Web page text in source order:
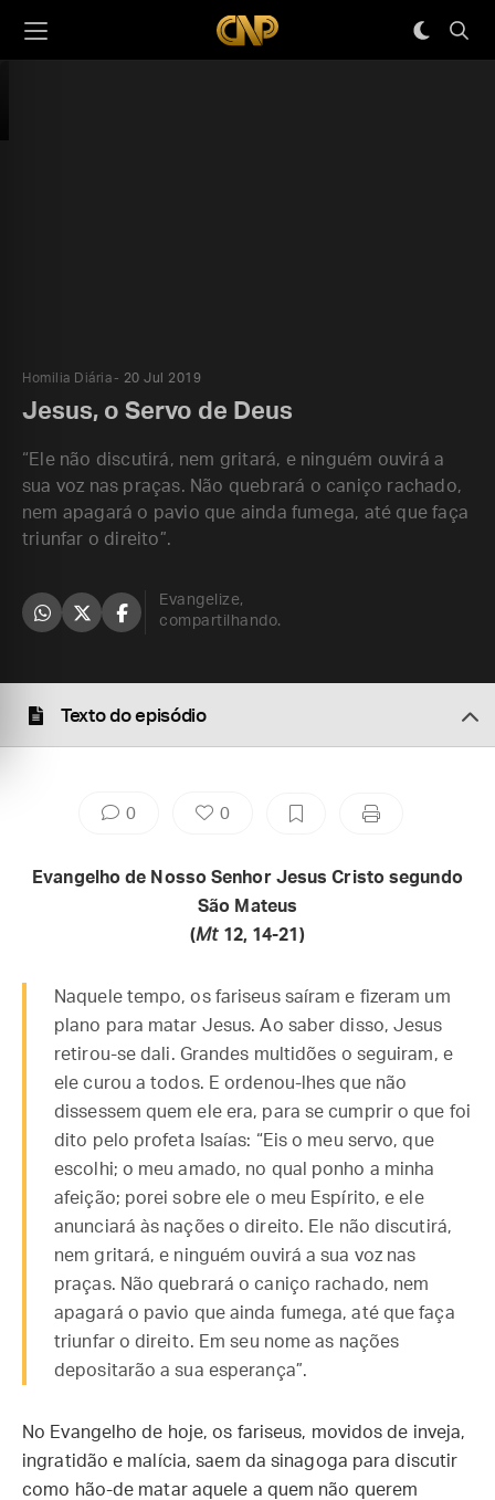
Homilia Diária 20 Jul 2019
Jesus, o Servo de Deus
“Ele não discutirá, nem gritará, e ninguém ouvirá a
sua voz nas praças. Não quebrará o caniço rachado,
nem apagará o pavio que ainda fumega, até que faça
triunfar o direito”.
Evangelize,
compartilhando.
Texto do episódio
0 0
Evangelho de Nosso Senhor Jesus Cristo segundo
São Mateus
(Mt12, 14-21)
Naquele tempo, os fariseus saíram e fizeram um
plano para matar Jesus. Ao saber disso, Jesus
retirou-se dali. Grandes multidões o seguiram, e
ele curou a todos. E ordenou-lhes que não
dissessem quem ele era, para se cumprir o que foi
dito pelo profeta Isaías: “Eis o meu servo, que
escolhi; o meu amado, no qual ponho a minha
afeição; porei sobre ele o meu Espírito, e ele
anunciará às nações o direito. Ele não discutirá,
nem gritará, e ninguém ouvirá a sua voz nas
praças. Não quebrará o caniço rachado, nem
apagará o pavio que ainda fumega, até que faça
triunfar o direito. Em seu nome as nações
depositarão a sua esperança”.
No Evangelho de hoje, os fariseus, movidos de inveja,
ingratidão e malícia, saem da sinagoga para discutir
como hão-de matar aquele a quem não querem